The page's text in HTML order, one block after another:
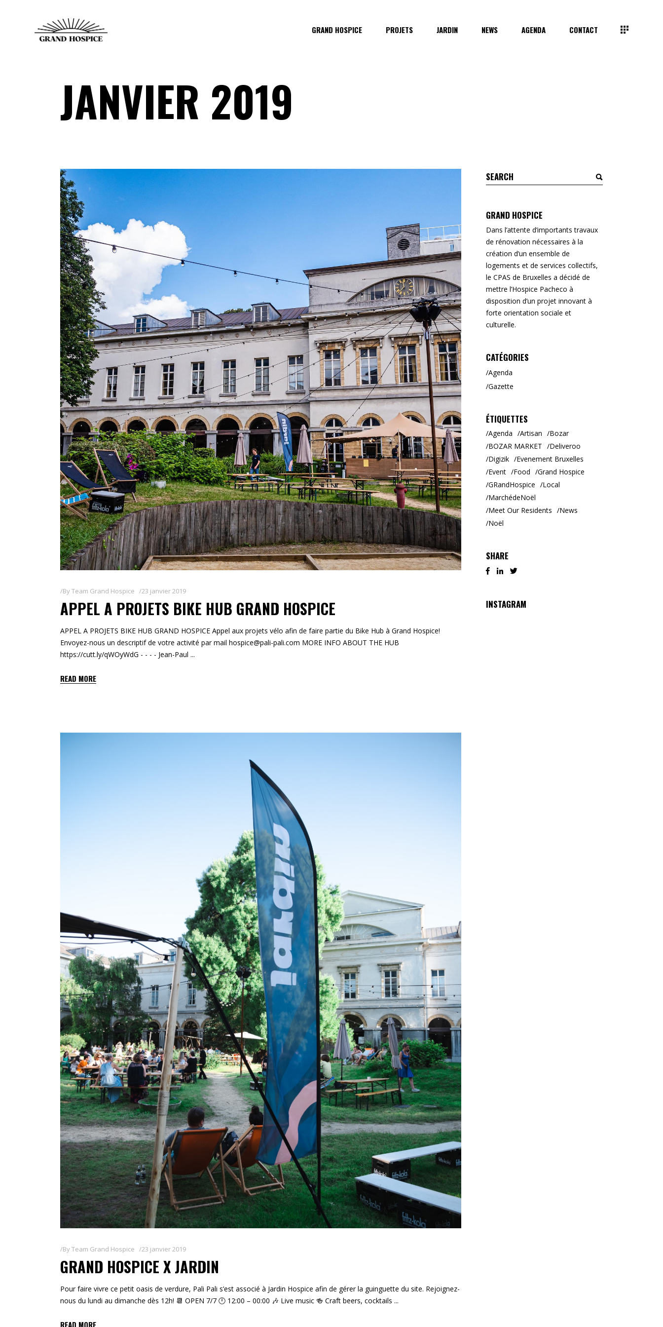
GRAND HOSPICE PROJETS JARDIN NEWS AGENDA CONTACT
JANVIER 2019
ByTeam Grand Hospice 23 janvier 2019
APPEL A PROJETS BIKE HUB GRAND HOSPICE
APPEL A PROJETS BIKE HUB GRAND HOSPICE Appel aux projets vélo afin de faire partie du Bike Hub à Grand Hospice!
Envoyez-nous un descriptif de votre activité par mail hospice@pali-pali.com MORE INFO ABOUT THE HUB
https://cutt.ly/qWOyWdG - - - - Jean-Paul
READ MORE
ByTeam Grand Hospice 23 janvier 2019
GRAND HOSPICE X JARDIN
Pour faire vivre ce petit oasis de verdure, Pali Pali s’est associé à Jardin Hospice afin de gérer la guinguette du site. Rejoignez-
nous du lundi au dimanche dès 12h! 📆 OPEN 7/7 🕛 12:00 – 00:00 🎶 Live music 🍻 Craft beers, cocktails
READ MORE
Search
for:
GRAND HOSPICE
Dans l’attente d’importants travaux
de rénovation nécessaires à la
création d’un ensemble de
logements et de services collectifs,
le CPAS de Bruxelles a décidé de
mettre l’Hospice Pacheco à
disposition d’un projet innovant à
forte orientation sociale et
culturelle.
CATÉGORIES
Agenda
Gazette
ÉTIQUETTES
Agenda Artisan
Bozar
BOZAR MARKET
Deliveroo
Digizik
Evenement Bruxelles
Event
Food
Grand Hospice
GRandHospice
Local
MarchédeNoël
Meet Our Residents
News
Noël
SHARE
INSTAGRAM